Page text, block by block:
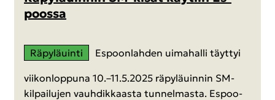
poos­sa
Rä­py­lä­uin­ti Es­poon­lah­den ui­ma­hal­li täyt­tyi
vii­kon­lop­pu­na 10.–11.5.2025 rä­py­lä­uin­nin SM-​
kilpailujen vauh­dik­kaas­ta tun­nel­mas­ta. Es­poo­